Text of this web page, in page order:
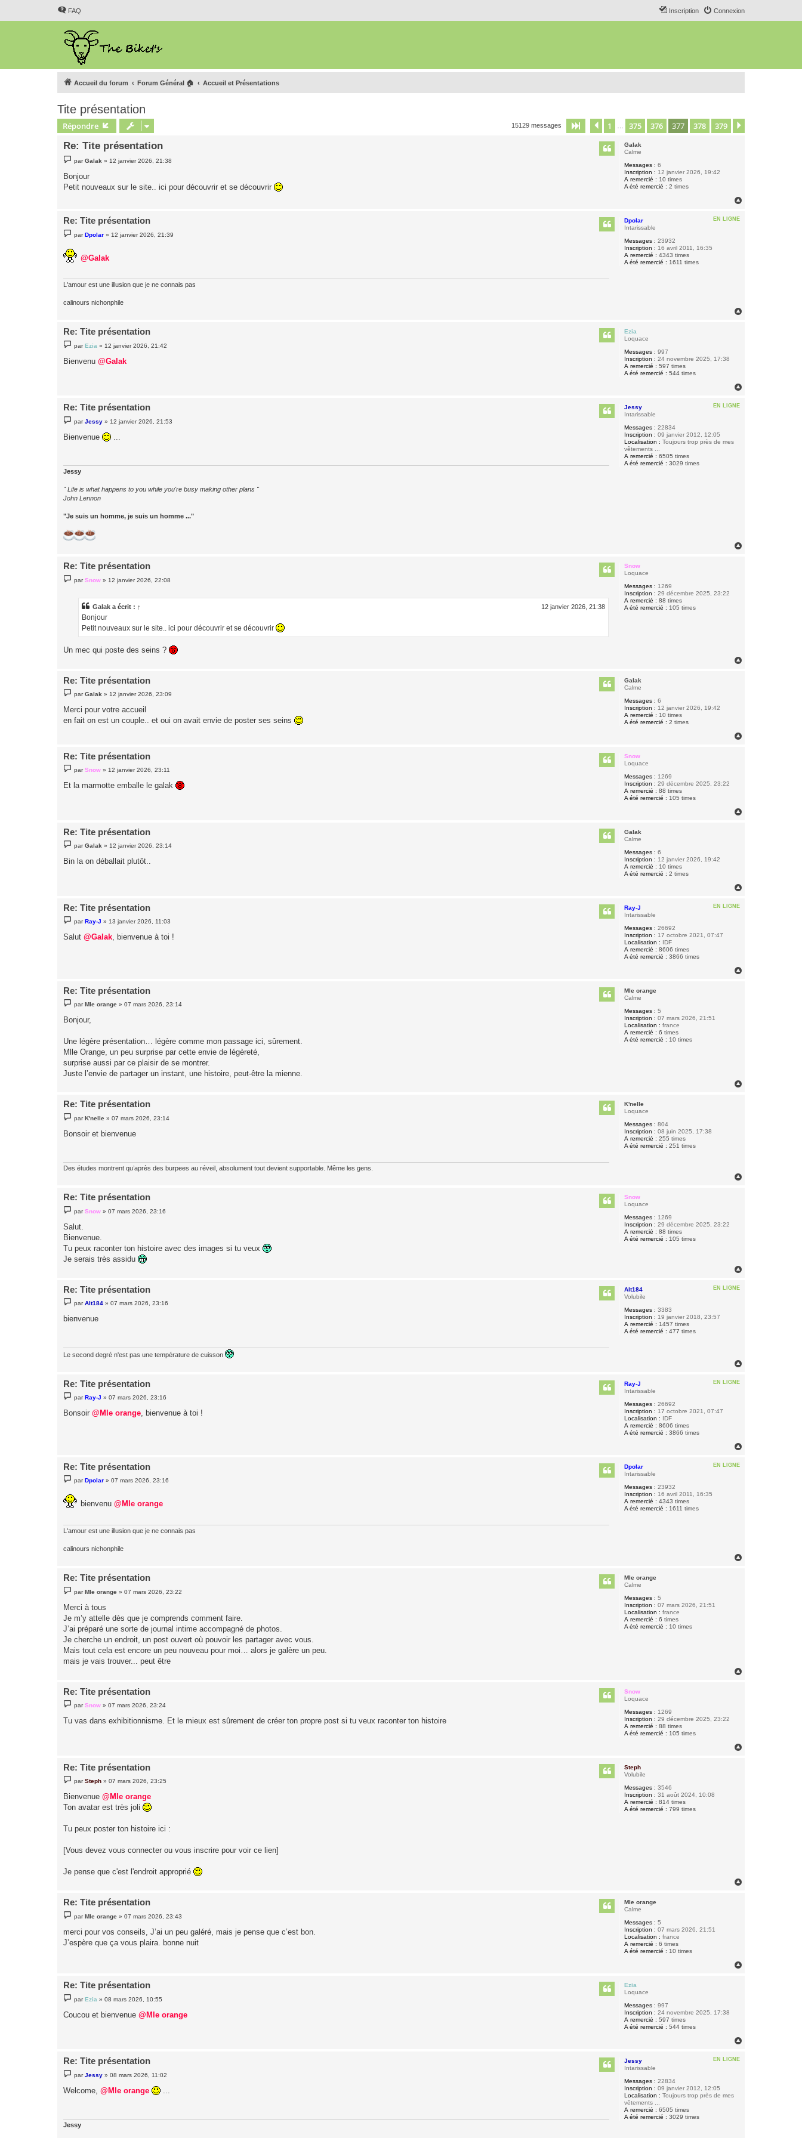
FAQ Connexion
Inscription
Accueil du forum Forum Général 🏠 Accueil et Présentations
Tite présentation
Répondre 15129 messages Page 377 sur379
Précédent
1 375 376 377 378 379
Galak
Calme
Messages : 6
Inscription : 12 janvier 2026, 19:42
A remercié : 10 times
A été remercié : 2 times
Re: Tite présentation
e
s
a
parGalak » 12 janvier 2026, 21:38
Bonjour
Petit nouveaux sur le site.. ici pour découvrir et se découvrir
EN LIGNE
Dpolar
Intarissable
Messages : 23932
Inscription : 16 avril 2011, 16:35
A remercié : 4343 times
A été remercié : 1611 times
Re: Tite présentation
e
s
a
parDpolar » 12 janvier 2026, 21:39
@Galak
L'amour est une illusion que je ne connais pas
calinours nichonphile
Ezia
Loquace
Messages : 997
Inscription : 24 novembre 2025, 17:38
A remercié : 597 times
A été remercié : 544 times
Re: Tite présentation
e
s
parEzia » 12 janvier 2026, 21:42
Bienvenu @Galak
EN LIGNE
Jessy
Intarissable
Messages : 22834
Inscription : 09 janvier 2012, 12:05
Localisation : Toujours trop près de mes
vêtements ...
A remercié : 6505 times
A été remercié : 3029 times
Re: Tite présentation
e
s
parJessy » 12 janvier 2026, 21:53
Bienvenue
Jessy
" Life is what happens to you while you're busy making other plans "
John Lennon
"Je suis un homme, je suis un homme ..."
Snow
Loquace
Messages : 1269
Inscription : 29 décembre 2025, 23:22
A remercié : 88 times
A été remercié : 105 times
Re: Tite présentation
e
parSnow » 12 janvier 2026, 22:08
Galak a écrit : ↑ 12 janvier 2026, 21:38
Bonjour
Petit nouveaux sur le site.. ici pour découvrir et se découvrir
Un mec qui poste des seins ?
Galak
Calme
Messages : 6
Inscription : 12 janvier 2026, 19:42
A remercié : 10 times
A été remercié : 2 times
Re: Tite présentation
e
s
a
parGalak » 12 janvier 2026, 23:09
Merci pour votre accueil
en fait on est un couple.. et oui on avait envie de poster ses seins
Snow
Loquace
Messages : 1269
Inscription : 29 décembre 2025, 23:22
A remercié : 88 times
A été remercié : 105 times
Re: Tite présentation
e
s
s
parSnow » 12 janvier 2026, 23:11
Et la marmotte emballe le galak
Galak
Calme
Messages : 6
Inscription : 12 janvier 2026, 19:42
A remercié : 10 times
A été remercié : 2 times
Re: Tite présentation
e
s
parGalak » 12 janvier 2026, 23:14
Bin la on déballait plutôt..
EN LIGNE
Ray-J
Intarissable
Messages : 26692
Inscription : 17 octobre 2021, 07:47
Localisation : IDF
A remercié : 8606 times
A été remercié : 3866 times
Re: Tite présentation
e
s
s
parRay-J » 13 janvier 2026, 11:03
Salut @Galak, bienvenue à toi !
Mle orange
Calme
Messages : 5
Inscription : 07 mars 2026, 21:51
Localisation : france
A remercié : 6 times
A été remercié : 10 times
Re: Tite présentation
e
s
e
parMle orange »07 mars 2026, 23:14
Bonjour,
Une légère présentation… légère comme mon passage ici, sûrement.
Mlle Orange, un peu surprise par cette envie de légèreté,
surprise aussi par ce plaisir de se montrer.
Juste l’envie de partager un instant, une histoire, peut-être la mienne.
K'nelle
Loquace
Messages : 804
Inscription : 08 juin 2025, 17:38
A remercié : 255 times
A été remercié : 251 times
Re: Tite présentation
e
s
parK'nelle »07 mars 2026, 23:14
Bonsoir et bienvenue
Des études montrent qu’après des burpees au réveil, absolument tout devient supportable. Même les gens.
Snow
Loquace
Messages : 1269
Inscription : 29 décembre 2025, 23:22
A remercié : 88 times
A été remercié : 105 times
Re: Tite présentation
e
s
s
a
e
parSnow »07 mars 2026, 23:16
Salut.
Bienvenue.
Tu peux raconter ton histoire avec des images si tu veux
Je serais très assidu
EN LIGNE
Alt184
Volubile
Messages : 3383
Inscription : 19 janvier 2018, 23:57
A remercié : 1457 times
A été remercié : 477 times
Re: Tite présentation
e
s
parAlt184 »07 mars 2026, 23:16
bienvenue
Le second degré n'est pas une température de cuisson
EN LIGNE
Ray-J
Intarissable
Messages : 26692
Inscription : 17 octobre 2021, 07:47
Localisation : IDF
A remercié : 8606 times
A été remercié : 3866 times
Re: Tite présentation
e
s
par Ray-J »07 mars 2026, 23:16
Bonsoir @Mle orange, bienvenue à toi !
EN LIGNE
Dpolar
Intarissable
Messages : 23932
Inscription : 16 avril 2011, 16:35
A remercié : 4343 times
A été remercié : 1611 times
Re: Tite présentation
e
s
a
par Dpolar »07 mars 2026, 23:16
bienvenu @Mle orange
L'amour est une illusion que je ne connais pas
calinours nichonphile
Mle orange
Calme
Messages : 5
Inscription : 07 mars 2026, 21:51
Localisation : france
A remercié : 6 times
A été remercié : 10 times
Re: Tite présentation
e
s
a
g
e
parMle orange »07 mars 2026, 23:22
Merci à tous
Je m’y attelle dès que je comprends comment faire.
J’ai préparé une sorte de journal intime accompagné de photos.
Je cherche un endroit, un post ouvert où pouvoir les partager avec vous.
Mais tout cela est encore un peu nouveau pour moi… alors je galère un peu.
mais je vais trouver... peut être
Snow
Loquace
Messages : 1269
Inscription : 29 décembre 2025, 23:22
A remercié : 88 times
A été remercié : 105 times
Re: Tite présentation
e
s
parSnow »07 mars 2026, 23:24
Tu vas dans exhibitionnisme. Et le mieux est sûrement de créer ton propre post si tu veux raconter ton histoire
Steph
Volubile
Messages : 3546
Inscription : 31 août 2024, 10:08
A remercié : 814 times
A été remercié : 799 times
Re: Tite présentation
e
s
a
parSteph »07 mars 2026, 23:25
Bienvenue @Mle orange
Ton avatar est très joli
Tu peux poster ton histoire ici :
[Vous devez vous connecter ou vous inscrire pour voir ce lien]
Je pense que c'est l'endroit approprié
Mle orange
Calme
Messages : 5
Inscription : 07 mars 2026, 21:51
Localisation : france
A remercié : 6 times
A été remercié : 10 times
Re: Tite présentation
e
s
a
parMle orange »07 mars 2026, 23:43
merci pour vos conseils, J’ai un peu galéré, mais je pense que c’est bon.
J’espère que ça vous plaira. bonne nuit
Ezia
Loquace
Messages : 997
Inscription : 24 novembre 2025, 17:38
A remercié : 597 times
A été remercié : 544 times
Re: Tite présentation
e
s
parEzia »08 mars 2026, 10:55
Coucou et bienvenue @Mle orange
EN LIGNE
Jessy
Intarissable
Messages : 22834
Inscription : 09 janvier 2012, 12:05
Localisation : Toujours trop près de mes
vêtements ...
A remercié : 6505 times
A été remercié : 3029 times
Re: Tite présentation
e
s
s
parJessy »08 mars 2026, 11:02
Welcome, @Mle orange
Jessy